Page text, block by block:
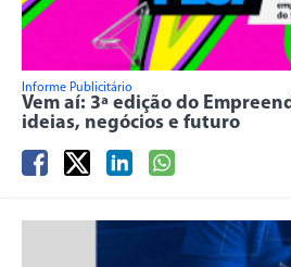
Informe Publicitário
Vem aí: 3ª edição do
ideias, negócios e futuro